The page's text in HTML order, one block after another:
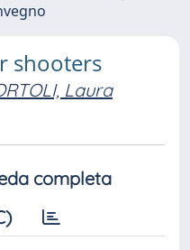
shooters
Laura
completa